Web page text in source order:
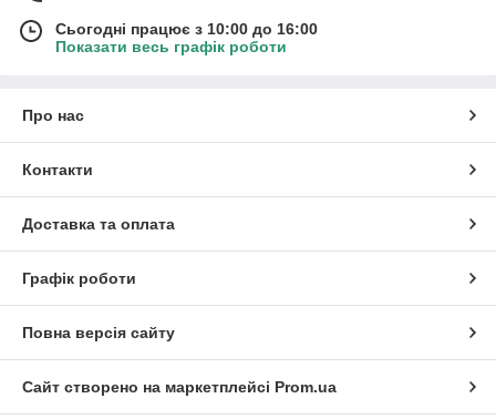
Сьогодні працює з 10:00 до 16:00
Показати весь графік роботи
Про нас
Контакти
Доставка та оплата
Графік роботи
Повна версія сайту
Сайт створено на маркетплейсі Prom.ua